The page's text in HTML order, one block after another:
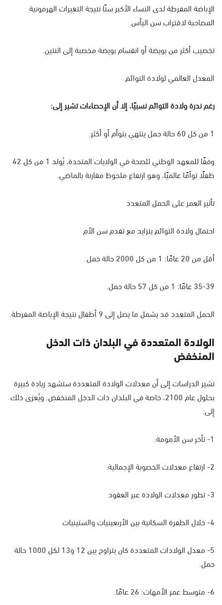
الإباضة المفرطة لدى النساء الأكبر سنًا نتيجة التغيرات الهرمونية
المصاحبة لاقتراب سن اليأس.
تخصيب أكثر من بويضة أو انقسام بويضة مخصبة إلى اثنتين.
المعدل العالمي لولادة التوائم
رغم ندرة ولادة التوائم نسبيًا، إلا أن الإحصاءات تشير إلى:
1 من كل 60 حالة حمل ينتهي بتوأم أو أكثر.
وفقًا للمعهد الوطني للصحة في الولايات المتحدة، يُولد 1 من كل 42
طفلًا توأمًا عالميًا، وهو ارتفاع ملحوظ مقارنة بالماضي.
تأثير العمر على الحمل المتعدد
احتمال ولادة التوائم يتزايد مع تقدم سن الأم
أقل من 20 عامًا: 1 من كل 2000 حالة حمل.
35-39 عامًا: 1 من كل 57 حالة حمل.
الحمل المتعدد قد يشمل ما يصل إلى 9 أطفال نتيجة الإباضة المفرطة.
الولادة المتعددة في البلدان ذات الدخل
المنخفض
تشير الدراسات إلى أن معدلات الولادة المتعددة ستشهد زيادة كبيرة
بحلول عام 2100، خاصة في البلدان ذات الدخل المنخفض. ويُعزى ذلك
إلى:
1- تأخر سن الأمومة.
2- ارتفاع معدلات الخصوبة الإجمالية.
3- تطور معدلات الولادة عبر العقود
4- خلال الطفرة السكانية بين الأربعينيات والستينيات
5- معدل الولادات المتعددة كان يتراوح بين 12 و13 لكل 1000 حالة
حمل.
6- متوسط عمر الأمهات: 26 عامًا.